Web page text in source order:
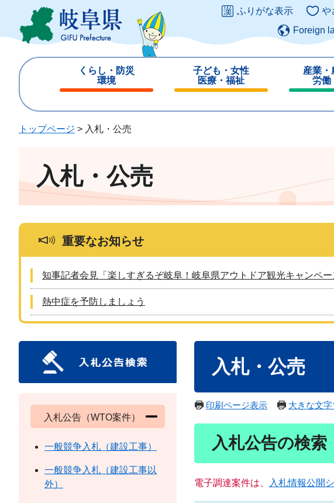
ジ
ュ
ふりがな表示 や
Foreign
くらし・防災
環境
じ
子ども・女性
医療・福祉
じ
産業・
労働
じ
トップページ > 入札・公売
入札・公売
重要なお知らせ
知事記者会見「楽しすぎるぞ岐阜！岐阜県アウトドア観光キャンペ
熱中症を予防しましょう
入札・公売
印刷ページ表示 大きな文
入札公告の検索
電子調達案件は、 入札情報公開
入札公告（WTO案件）
一般競争入札（建設工事）
一般競争入札（建設工事以
外）